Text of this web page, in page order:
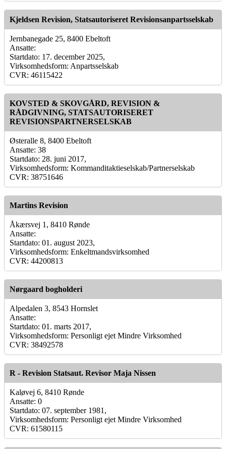
Kjeldsen Revision, Statsautoriseret Revisionsanpartsselskab
Jernbanegade 25, 8400 Ebeltoft
Ansatte:
Startdato: 17. december 2025,
Virksomhedsform: Anpartsselskab
CVR: 46115422
KOVSTED & SKOVGÅRD, REVISION &
RÅDGIVNING, STATSAUTORISERET
REVISIONSPARTNERSELSKAB
Østeralle 8, 8400 Ebeltoft
Ansatte: 38
Startdato: 28. juni 2017,
Virksomhedsform: Kommanditaktieselskab/Partnerselskab
CVR: 38751646
Martins Revision
Åkærsvej 1, 8410 Rønde
Ansatte:
Startdato: 01. august 2023,
Virksomhedsform: Enkeltmandsvirksomhed
CVR: 44200813
Nørgaard bogholderi
Alpedalen 3, 8543 Hornslet
Ansatte:
Startdato: 01. marts 2017,
Virksomhedsform: Personligt ejet Mindre Virksomhed
CVR: 38492578
R - Revision Statsaut. Revisor Maja Nissen
Kaløvej 6, 8410 Rønde
Ansatte: 0
Startdato: 07. september 1981,
Virksomhedsform: Personligt ejet Mindre Virksomhed
CVR: 61580115